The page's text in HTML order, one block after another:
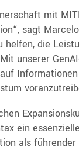
mit
sagt
helfen, die
unserer
ein
als